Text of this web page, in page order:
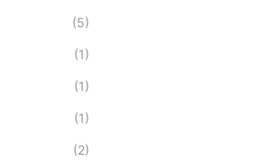
(5)
(1)
(1)
(1)
(2)